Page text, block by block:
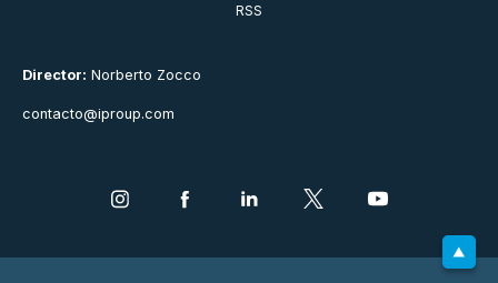
Director: Norberto Zocco
contacto@iproup.com
RSS